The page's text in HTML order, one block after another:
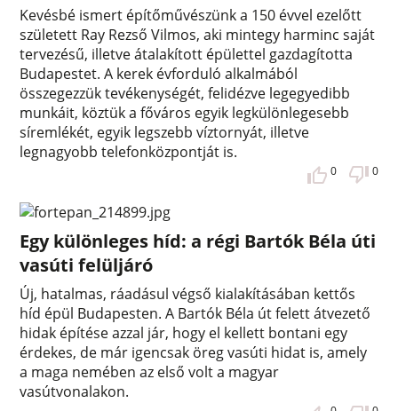
Kevésbé ismert építőművészünk a 150 évvel ezelőtt
született Ray Rezső Vilmos, aki mintegy harminc saját
tervezésű, illetve átalakított épülettel gazdagította
Budapestet. A kerek évforduló alkalmából
összegezzük tevékenységét, felidézve legegyedibb
munkáit, köztük a főváros egyik legkülönlegesebb
síremlékét, egyik legszebb víztornyát, illetve
legnagyobb telefonközpontját is.
0 0
Egy különleges híd: a régi Bartók Béla úti
vasúti felüljáró
Új, hatalmas, ráadásul végső kialakításában kettős
híd épül Budapesten. A Bartók Béla út felett átvezető
hidak építése azzal jár, hogy el kellett bontani egy
érdekes, de már igencsak öreg vasúti hidat is, amely
a maga nemében az első volt a magyar
vasútvonalakon.